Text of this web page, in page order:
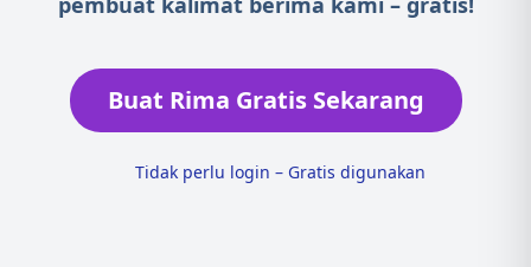
Buat Rima Gratis Sekarang
Tidak perlu login – Gratis digunakan